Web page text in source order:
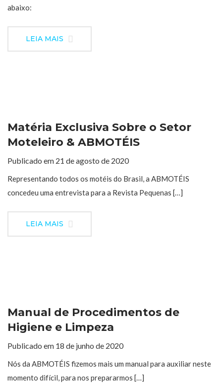
abaixo:
LEIA MAIS
Matéria Exclusiva Sobre o Setor
Moteleiro & ABMOTÉIS
Publicado em 21 de agosto de 2020
Representando todos os motéis do Brasil, a ABMOTÉIS
concedeu uma entrevista para a Revista Pequenas […]
LEIA MAIS
Manual de Procedimentos de
Higiene e Limpeza
Publicado em 18 de junho de 2020
Nós da ABMOTÉIS fizemos mais um manual para auxiliar neste
momento difícil, para nos prepararmos […]